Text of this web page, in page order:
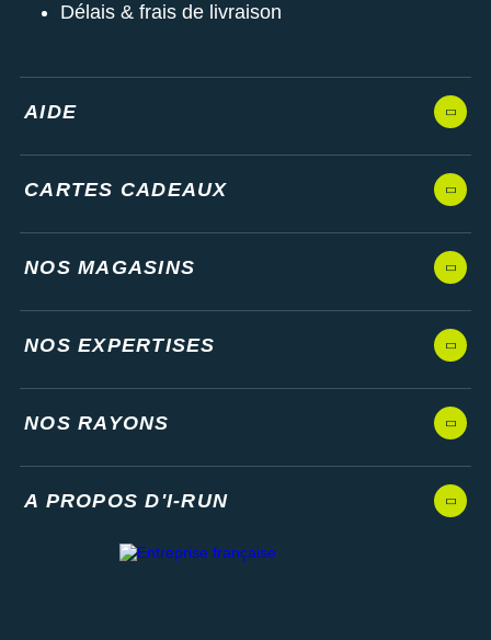
Délais & frais de livraison
AIDE
CARTES CADEAUX
NOS MAGASINS
NOS EXPERTISES
NOS RAYONS
A PROPOS D'I-RUN